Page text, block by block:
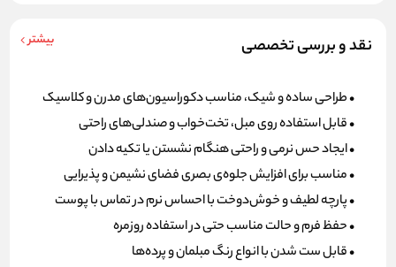
نقد و بررسی تخصصی بیشتر
• طراحی ساده و شیک، مناسب دکوراسیون‌های مدرن و کلاسیک
• قابل استفاده روی مبل، تخت‌خواب و صندلی‌های راحتی
• ایجاد حس نرمی و راحتی هنگام نشستن یا تکیه دادن
• مناسب برای افزایش جلوه‌ی بصری فضای نشیمن و پذیرایی
• پارچه لطیف و خوش‌دوخت با احساس نرم در تماس با پوست
• حفظ فرم و حالت مناسب حتی در استفاده روزمره
• قابل ست شدن با انواع رنگ مبلمان و پرده‌ها